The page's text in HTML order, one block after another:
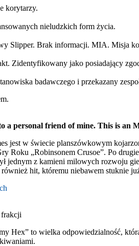
korytarzy.
nieludzkich form życia.
Slipper. Brak informacji. MIA. Misja
Zidentyfikowany jako posiadający
badawczego i przekazany
a personal friend of mine. This is an
jest w świecie planszówkowym
Roku „Robinsonem Crusoe”. Po
jednym z kamieni milowych rozwoju
hit, któremu niebawem stuknie
frakcji
Hex” to wielka odpowiedzialność,